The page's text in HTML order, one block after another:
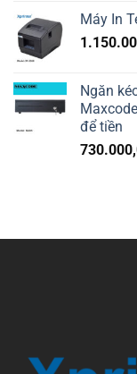
Máy In
Ngăn
để tiền